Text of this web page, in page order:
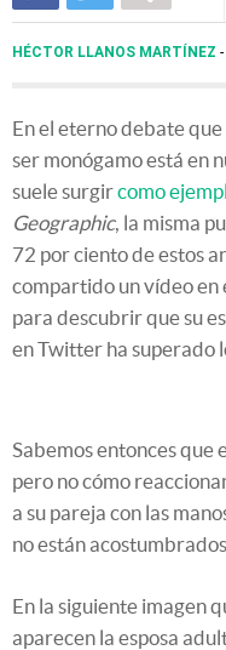
HÉCTOR LLANOS MARTÍNEZ
En el eterno debate
ser monógamo está en
suele surgircomo
Geographic, la misma
72 por ciento de estos
compartido un vídeo en
para descubrir que su
en Twitter ha superado
Sabemos entonces que
pero no cómo
a su pareja con las
no están
En la siguiente imagen
aparecen la esposa